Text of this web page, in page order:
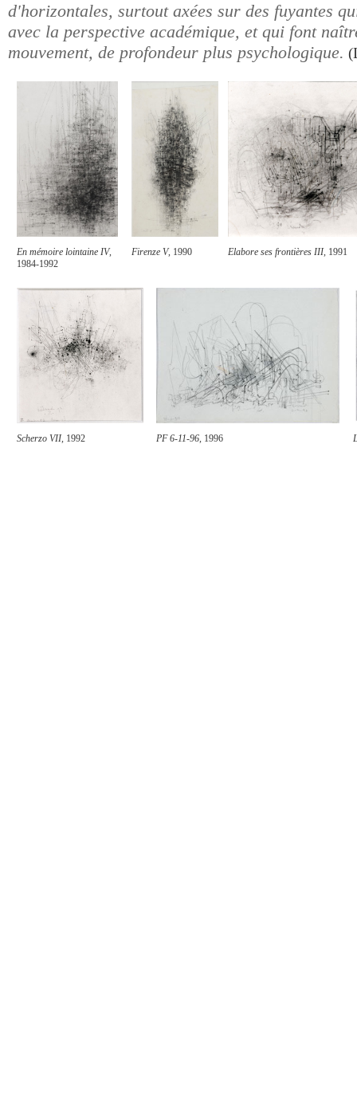
d'horizontales, surtout axées sur des fuyantes
avec la perspective académique, et qui font
mouvement, de profondeur plus psychologique.
En mémoire lointaine IV,
1984-1992
Firenze V, 1990 Elabore ses frontières III, 1991
Scherzo VII, 1992 PF 6-11-96, 1996